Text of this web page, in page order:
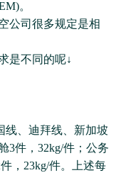
。
司很多规定是相
是不同的呢↓
、迪拜线、新加坡
3件，32kg/件；公务
，23kg/件。上述每